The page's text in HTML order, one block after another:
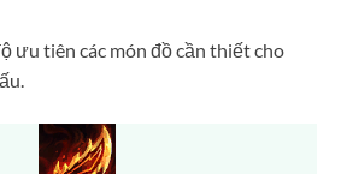
ưu tiên các món đồ cần thiết cho